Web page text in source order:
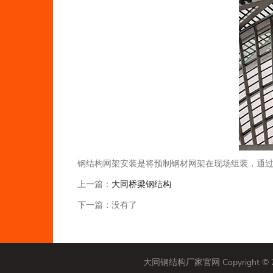
钢结构网架安装是将预制钢材网架在现场组装，通
上一篇： 大同桥梁钢结构
下一篇：没有了
大同钢结构厂家官网 Copyright